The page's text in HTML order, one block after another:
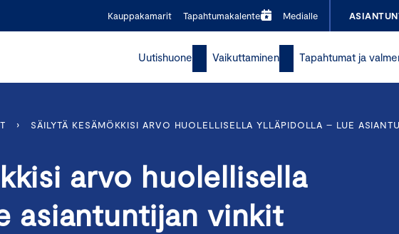
Kauppakamarit Tapahtumakalenteri Medialle
Uutishuone Vaikuttaminen Tapahtumat ja
› SÄILYTÄ KESÄMÖKKISI ARVO HUOLELLISELLA YLLÄPIDOLLA – LUE
arvo huolellisella
asiantuntijan vinkit